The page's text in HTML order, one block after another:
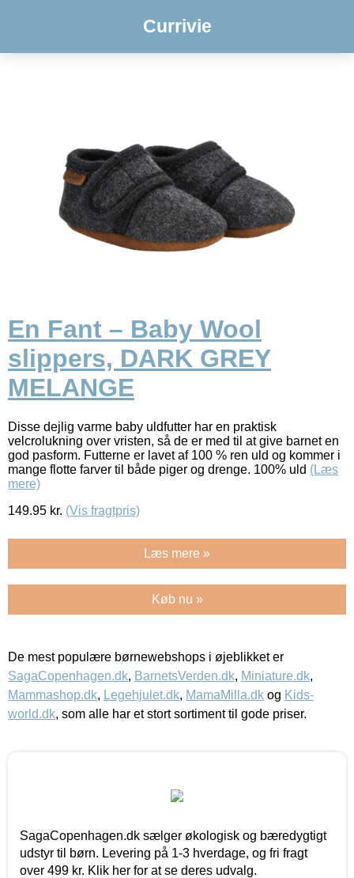
Currivie
En Fant – Baby Wool
slippers, DARK GREY
MELANGE
Disse dejlig varme baby uldfutter har en praktisk
velcrolukning over vristen, så de er med til at give barnet en
god pasform. Futterne er lavet af 100 % ren uld og kommer i
mange flotte farver til både piger og drenge. 100% uld (Læs
mere)
149.95 kr. (Vis fragtpris)
Læs mere »
Køb nu »
De mest populære børnewebshops i øjeblikket er
SagaCopenhagen.dk, BarnetsVerden.dk, Miniature.dk,
Mammashop.dk, Legehjulet.dk, MamaMilla.dk og Kids-
world.dk, som alle har et stort sortiment til gode priser.
SagaCopenhagen.dk sælger økologisk og bæredygtigt
udstyr til børn. Levering på 1-3 hverdage, og fri fragt
over 499 kr. Klik her for at se deres udvalg.